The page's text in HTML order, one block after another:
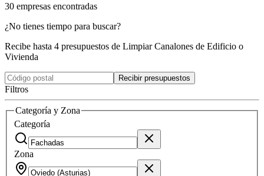
30 empresas encontradas
¿No tienes tiempo para buscar?
Recibe hasta 4 presupuestos de Limpiar Canalones de Edificio o
Vivienda
Recibir presupuestos
Filtros
Categoría y Zona
Categoría
Zona